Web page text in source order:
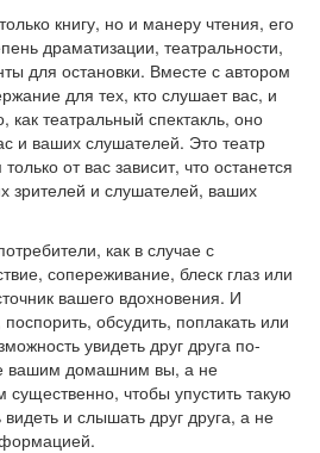
книгу, но и манеру чтения, его
драматизации, театральности,
для остановки. Вместе с автором
для тех, кто слушает вас, и
как театральный спектакль, оно
и ваших слушателей. Это театр
от вас зависит, что останется
зрителей и слушателей, ваших
как в случае с
сопереживание, блеск глаз или
вашего вдохновения. И
обсудить, поплакать или
увидеть друг друга по-
вашим домашним вы, а не
существенно, чтобы упустить такую
и слышать друг друга, а не